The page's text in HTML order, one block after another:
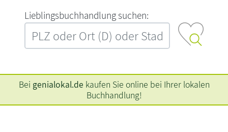
L‍i‍e‍b‍l‍i‍n‍g‍s‍b‍u‍c‍h‍h‍a‍n‍d‍l‍u‍n‍g‍ ‍s‍u‍c‍h‍e‍n‍:‍
Bei genialokal.de kaufen Sie online bei Ihrer lokalen
Buchhandlung!